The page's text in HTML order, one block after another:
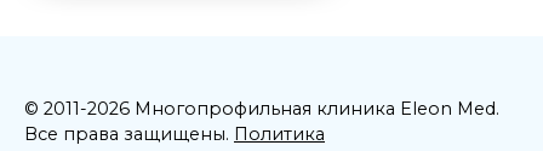
© 2011-2026 Многопрофильная клиника Eleon Med.
Все права защищены. Политика